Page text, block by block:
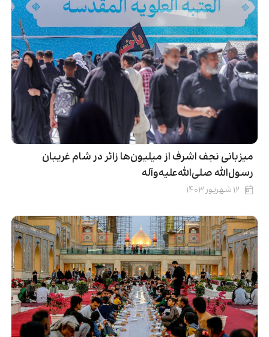
میزبانی نجف اشرف از میلیون‌ها زائر در شام غریبان
رسول‌الله صلی‌الله‌علیه‌وآله
۱۲ شهریور ۱۴۰۳